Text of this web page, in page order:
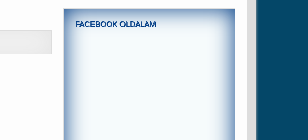
FACEBOOK OLDALAM